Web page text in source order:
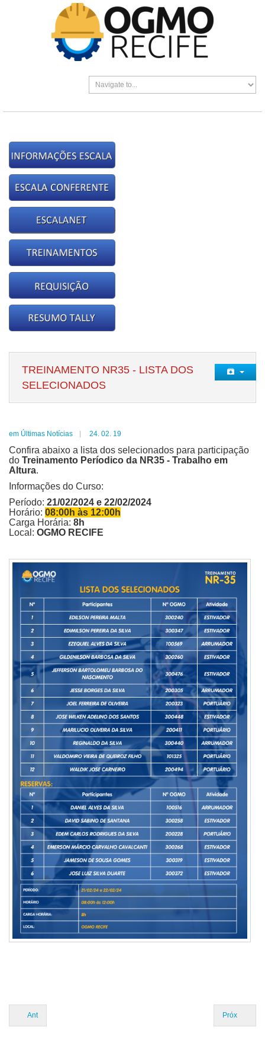
TREINAMENTO NR35 - LISTA DOS
SELECIONADOS
em Últimas Notícias 24. 02. 19
Confira abaixo a lista dos selecionados para participação
do Treinamento Períodico da NR35 - Trabalho em
Altura.
Informações do Curso:
Período: 21/02/2024 e 22/02/2024
Horário: 08:00h às 12:00h
Carga Horária: 8h
Local: OGMO RECIFE
Ant Próx